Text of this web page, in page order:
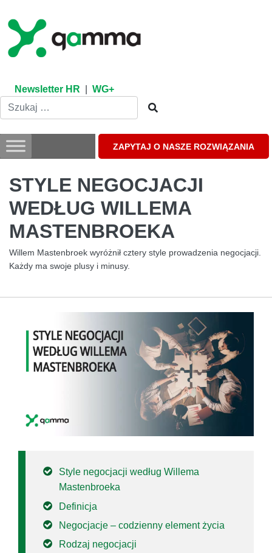
content
Newsletter HR WG+
ZAPYTAJ O NASZE ROZWIĄZANIA
STYLE NEGOCJACJI
WEDŁUG WILLEMA
MASTENBROEKA
Willem Mastenbroek wyróżnił cztery style prowadzenia negocjacji.
Każdy ma swoje plusy i minusy.
Style negocjacji według Willema
Mastenbroeka
Definicja
Negocjacje – codzienny element życia
Rodzaj negocjacji